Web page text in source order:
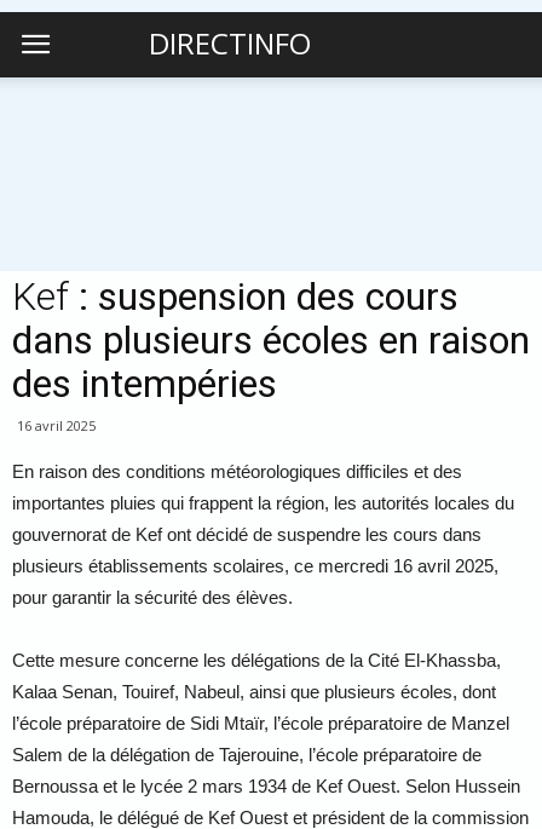
DIRECTINFO
Kef : suspension des cours
dans plusieurs écoles en raison
des intempéries
16 avril 2025
En raison des conditions météorologiques difficiles et des
importantes pluies qui frappent la région, les autorités locales du
gouvernorat de Kef ont décidé de suspendre les cours dans
plusieurs établissements scolaires, ce mercredi 16 avril 2025,
pour garantir la sécurité des élèves.
Cette mesure concerne les délégations de la Cité El-Khassba,
Kalaa Senan, Touiref, Nabeul, ainsi que plusieurs écoles, dont
l’école préparatoire de Sidi Mtaïr, l’école préparatoire de Manzel
Salem de la délégation de Tajerouine, l’école préparatoire de
Bernoussa et le lycée 2 mars 1934 de Kef Ouest. Selon Hussein
Hamouda, le délégué de Kef Ouest et président de la commission